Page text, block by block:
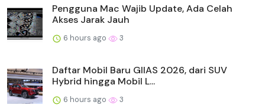
Pengguna Mac Wajib Update, Ada Celah
Akses Jarak Jauh
6 hours ago 3
Daftar Mobil Baru GIIAS 2026, dari SUV
Hybrid hingga Mobil L...
6 hours ago 3